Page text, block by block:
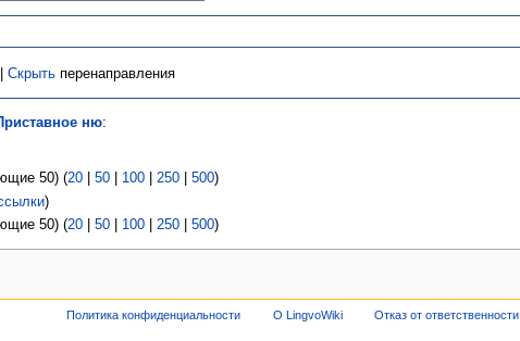
|Скрыть перенаправления
ню:
50) (20| 50| 100| 250| 500)
)
50) (20| 50| 100| 250| 500)
Политика конфиденциальности О LingvoWiki Отказ от ответственности